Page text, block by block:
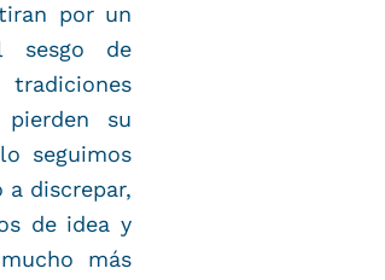
por un
sesgo de
su
seguimos
a discrepar,
de idea y
más